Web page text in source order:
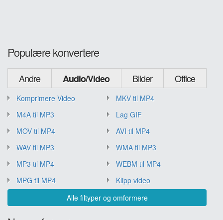
Populære konvertere
Andre Audio/Video Bilder Office
Komprimere Video
MKV til MP4
M4A til MP3
Lag GIF
MOV til MP4
AVI til MP4
WAV til MP3
WMA til MP3
MP3 til MP4
WEBM til MP4
MPG til MP4
Klipp video
Alle filtyper og omformere